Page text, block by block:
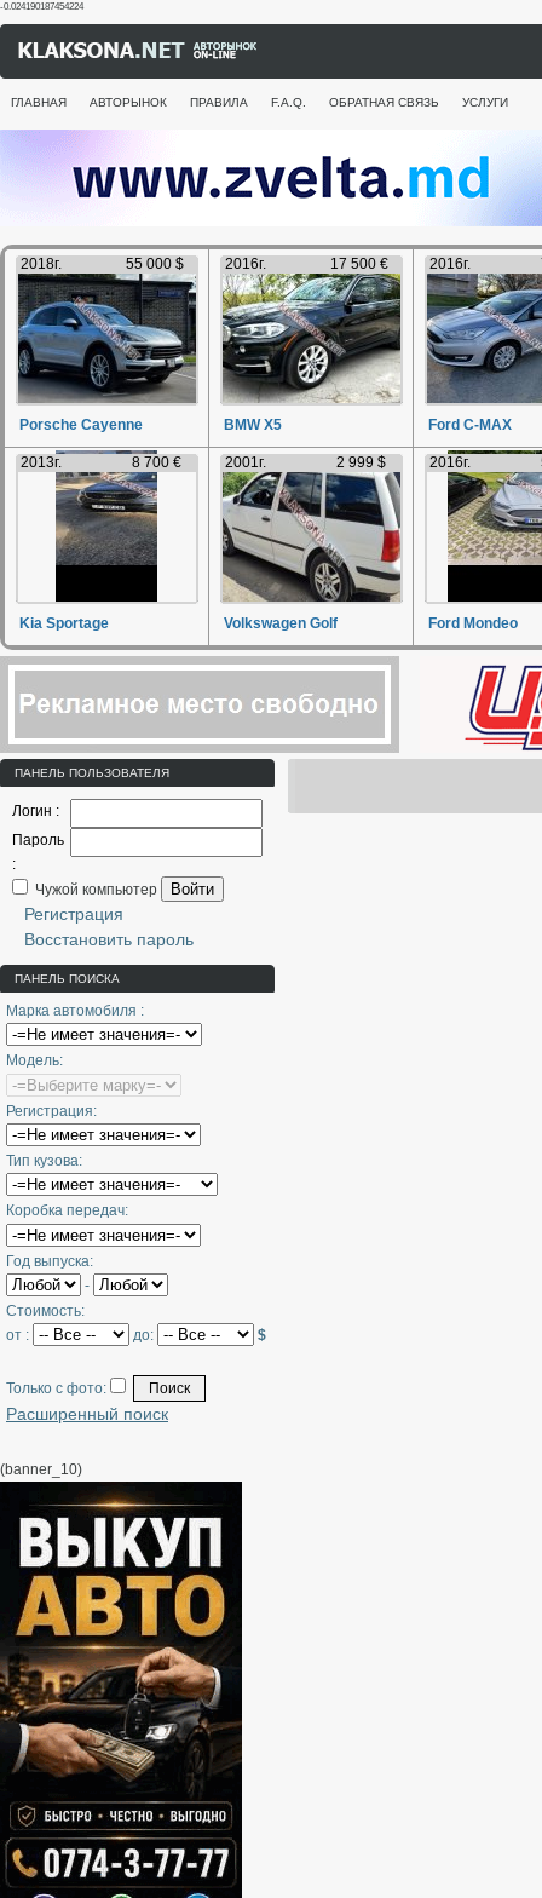
-0.024190187454224
ГЛАВНАЯ АВТОРЫНОК ПРАВИЛА F.A.Q. ОБРАТНАЯ СВЯЗЬ УСЛУГИ
2018г. 55 000 $
Porsche Cayenne
2016г. 17 500 €
BMW X5
2016г.
Ford C-MAX
2013г. 8 700 €
Kia Sportage
2001г. 2 999 $
Volkswagen Golf
2016г.
Ford Mondeo
ПАНЕЛЬ ПОЛЬЗОВАТЕЛЯ
Логин :
Пароль
:
Чужой компьютер
Войти
Регистрация
Восстановить пароль
ПАНЕЛЬ ПОИСКА
Марка автомобиля :
Модель:
Регистрация:
Тип кузова:
Коробка передач:
Год выпуска:
-
Стоимость:
от :
до: $
Только с фото:
Расширенный поиск
(banner_10)